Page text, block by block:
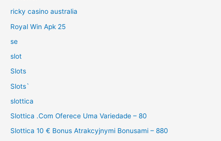
ricky casino australia
Royal Win Apk 25
se
slot
Slots
Slots`
slottica
Slottica .Com Oferece Uma Variedade – 80
Slottica 10 € Bonus Atrakcyjnymi Bonusami – 880